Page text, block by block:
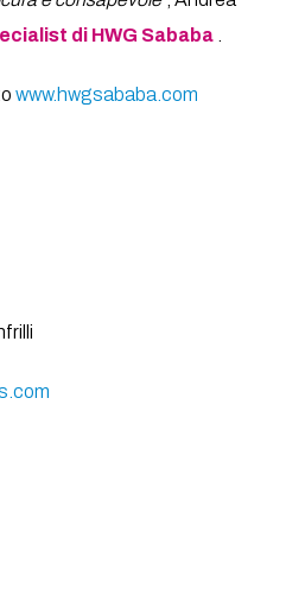
di HWG Sababa
www.hwgsababa.com